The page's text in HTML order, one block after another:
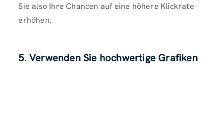
Sie also Ihre Chancen auf eine höhere Klickrate
erhöhen.
5. Verwenden Sie hochwertige Grafiken